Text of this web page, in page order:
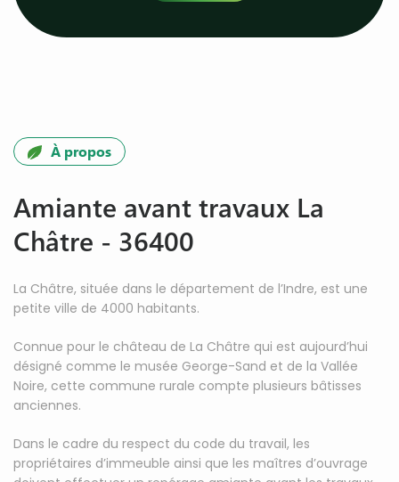
À propos
Amiante avant travaux La
Châtre - 36400
La Châtre, située dans le département de l’Indre, est une
petite ville de 4000 habitants.
Connue pour le château de La Châtre qui est aujourd’hui
désigné comme le musée George-Sand et de la Vallée
Noire, cette commune rurale compte plusieurs bâtisses
anciennes.
Dans le cadre du respect du code du travail, les
propriétaires d’immeuble ainsi que les maîtres d’ouvrage